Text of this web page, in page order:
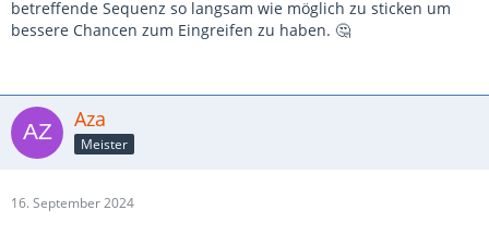
betreffende Sequenz so langsam wie möglich zu sticken um
bessere Chancen zum Eingreifen zu haben. 🤔
Aza
Meister
16. September 2024